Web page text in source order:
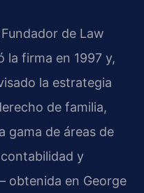
de Law
la firma en 1997 y,
la estrategia
de familia,
gama de áreas de
y
obtenida en George